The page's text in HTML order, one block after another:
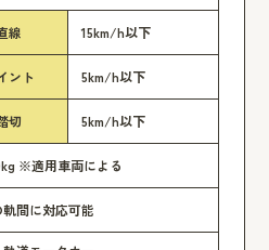
線 15km/h以下
ント 5km/h以下
切 5km/h以下
※適用車両による
間に対応可能